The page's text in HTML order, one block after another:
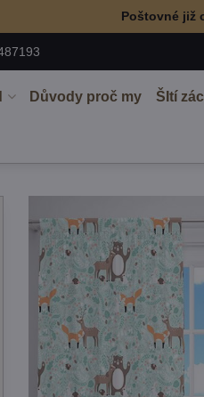
Poštovné již
Důvody proč my ŠItí